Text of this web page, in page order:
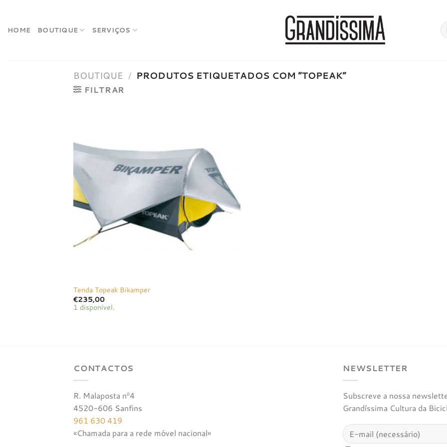
content
HOME BOUTIQUE SERVIÇOS
BOUTIQUE / PRODUTOS ETIQUETADOS COM “TOPEAK”
FILTRAR
desejos
Tenda Topeak Bikamper
€235,00
1 disponível.
CONTACTOS
R. Malaposta nº4
4520-606 Sanfins
961 630 419
«Chamada para a rede móvel nacional»
NEWSLETTER
Subscreve a nossa
Grandíssima Cultura da